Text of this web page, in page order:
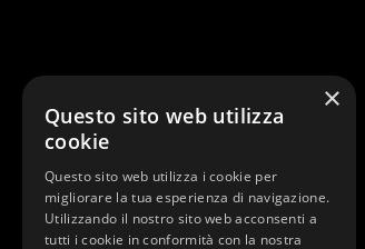
×
Questo sito web utilizza
cookie
Questo sito web utilizza i cookie per
migliorare la tua esperienza di navigazione.
Utilizzando il nostro sito web acconsenti a
tutti i cookie in conformità con la nostra